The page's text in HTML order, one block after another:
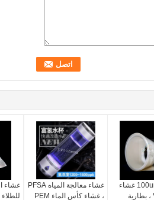
غشاء
غشاء معالجة المياه PFSA
، غشاء كأس الماء PEM
سمك 50-100um غشاء
VRB PFSA ، بطارية